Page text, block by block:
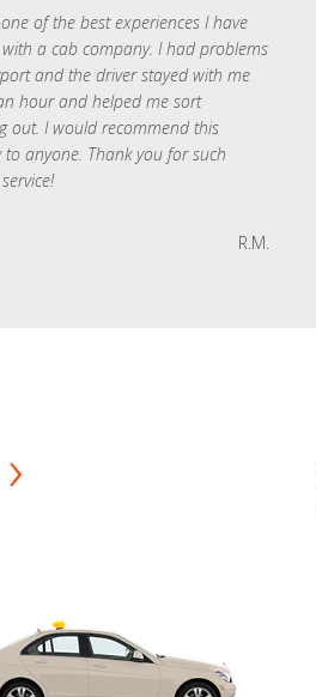
of the best experiences I have
a cab company. I had problems
and the driver stayed with me
hour and helped me sort
out. I would recommend this
anyone. Thank you for such
R.M.